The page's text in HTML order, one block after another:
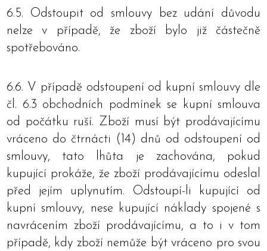
6.5. Odstoupit od smlouvy bez udání důvodu
nelze v případě, že zboží bylo již částečně
spotřebováno.
6.6. V případě odstoupení od kupní smlouvy dle
čl. 6.3 obchodních podmínek se kupní smlouva
od počátku ruší. Zboží musí být prodávajícímu
vráceno do čtrnácti (14) dnů od odstoupení od
smlouvy, tato lhůta je zachována, pokud
kupující prokáže, že zboží prodávajícímu odeslal
před jejím uplynutím. Odstoupí-li kupující od
kupní smlouvy, nese kupující náklady spojené s
navrácením zboží prodávajícímu, a to i v tom
případě, kdy zboží nemůže být vráceno pro svou